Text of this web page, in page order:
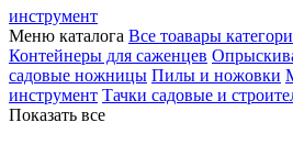
инструмент
Меню каталога Все тоавары
Контейнеры для саженцев
садовые ножницы Пилы и ножовки
инструмент Тачки садовые и
Показать все